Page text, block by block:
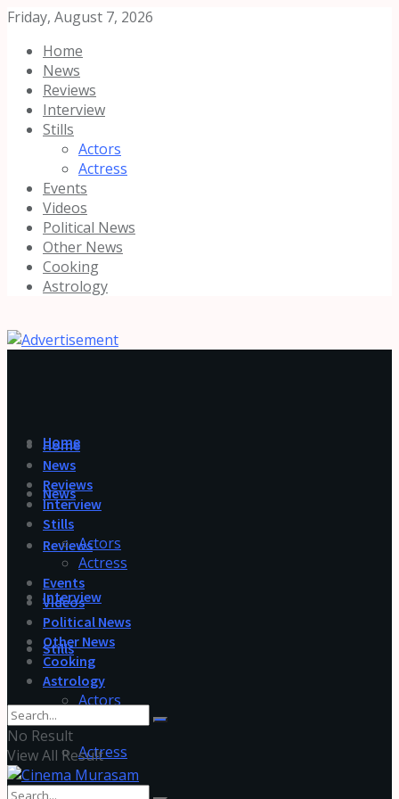
Friday, August 7, 2026
Home
News
Reviews
Interview
Stills
Actors
Actress
Events
Videos
Political News
Other News
Cooking
Astrology
Home
News
Reviews
Interview
Stills
Actors
Actress
Home
News
Reviews
Interview
Stills
Actors
Actress
Events
Videos
Political News
Other News
Cooking
Astrology
No Result
View All Result